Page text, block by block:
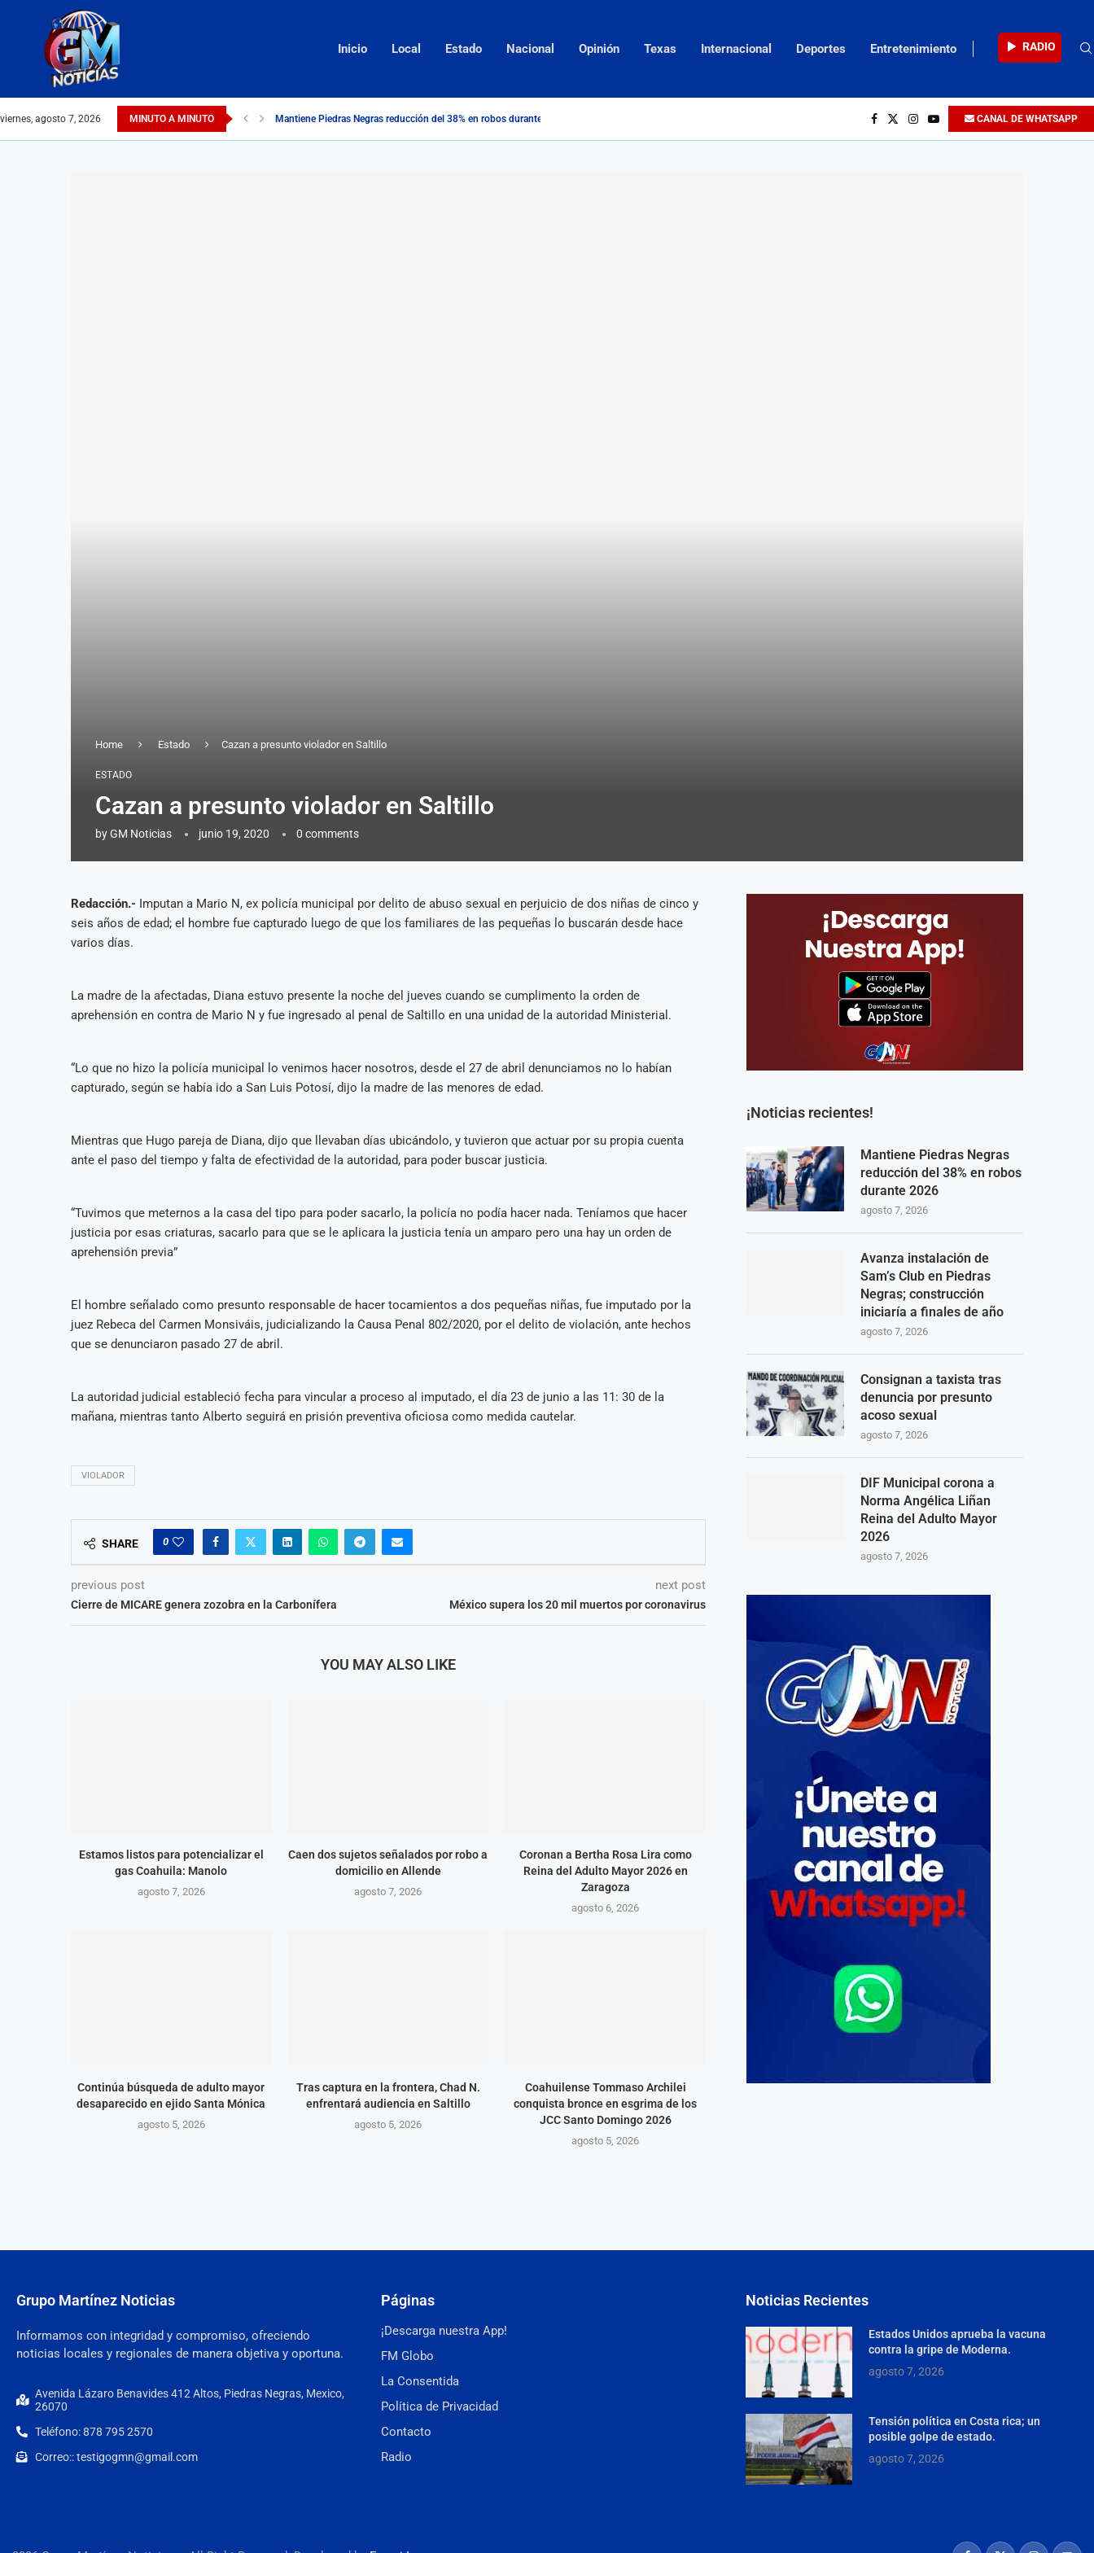
Inicio Local Estado Nacional Opinión Texas Internacional Deportes Entretenimiento RADIO
viernes, agosto 7, 2026 MINUTO A MINUTO Mantiene Piedras Negras reducción del 38% en robos durante 2026 CANAL DE WHATSAPP
Home Estado Cazan a presunto violador en Saltillo
ESTADO
Cazan a presunto violador en Saltillo
byGM Noticias junio 19, 2020 0 comments
Redacción.- Imputan a Mario N, ex policía municipal por delito de abuso sexual en perjuicio de dos niñas de cinco y
seis años de edad; el hombre fue capturado luego de que los familiares de las pequeñas lo buscarán desde hace
varios días.
La madre de la afectadas, Diana estuvo presente la noche del jueves cuando se cumplimento la orden de
aprehensión en contra de Mario N y fue ingresado al penal de Saltillo en una unidad de la autoridad Ministerial.
“Lo que no hizo la policía municipal lo venimos hacer nosotros, desde el 27 de abril denunciamos no lo habían
capturado, según se había ido a San Luis Potosí, dijo la madre de las menores de edad.
Mientras que Hugo pareja de Diana, dijo que llevaban días ubicándolo, y tuvieron que actuar por su propia cuenta
ante el paso del tiempo y falta de efectividad de la autoridad, para poder buscar justicia.
“Tuvimos que meternos a la casa del tipo para poder sacarlo, la policía no podía hacer nada. Teníamos que hacer
justicia por esas criaturas, sacarlo para que se le aplicara la justicia tenía un amparo pero una hay un orden de
aprehensión previa”
El hombre señalado como presunto responsable de hacer tocamientos a dos pequeñas niñas, fue imputado por la
juez Rebeca del Carmen Monsiváis, judicializando la Causa Penal 802/2020, por el delito de violación, ante hechos
que se denunciaron pasado 27 de abril.
La autoridad judicial estableció fecha para vincular a proceso al imputado, el día 23 de junio a las 11: 30 de la
mañana, mientras tanto Alberto seguirá en prisión preventiva oficiosa como medida cautelar.
VIOLADOR
SHARE 0
previous post
Cierre de MICARE genera zozobra en la Carbonífera
next post
México supera los 20 mil muertos por coronavirus
YOU MAY ALSO LIKE
Estamos listos para potencializar el
gas Coahuila: Manolo
agosto 7, 2026
Caen dos sujetos señalados por robo a
domicilio en Allende
agosto 7, 2026
Coronan a Bertha Rosa Lira como
Reina del Adulto Mayor 2026 en
Zaragoza
agosto 6, 2026
Continúa búsqueda de adulto mayor
desaparecido en ejido Santa Mónica
agosto 5, 2026
Tras captura en la frontera, Chad N.
enfrentará audiencia en Saltillo
agosto 5, 2026
Coahuilense Tommaso Archilei
conquista bronce en esgrima de los
JCC Santo Domingo 2026
agosto 5, 2026
¡Noticias recientes!
Mantiene Piedras Negras
reducción del 38% en robos
durante 2026
agosto 7, 2026
Avanza instalación de
Sam’s Club en Piedras
Negras; construcción
iniciaría a finales de año
agosto 7, 2026
Consignan a taxista tras
denuncia por presunto
acoso sexual
agosto 7, 2026
DIF Municipal corona a
Norma Angélica Liñan
Reina del Adulto Mayor
2026
agosto 7, 2026
Grupo Martínez Noticias
Informamos con integridad y compromiso, ofreciendo
noticias locales y regionales de manera objetiva y oportuna.
Avenida Lázaro Benavides 412 Altos, Piedras Negras, Mexico,
26070
Teléfono: 878 795 2570
Correo:: testigogmn@gmail.com
Páginas
¡Descarga nuestra App!
FM Globo
La Consentida
Política de Privacidad
Contacto
Radio
Noticias Recientes
Estados Unidos aprueba la vacuna
contra la gripe de Moderna.
agosto 7, 2026
Tensión política en Costa rica; un
posible golpe de estado.
agosto 7, 2026